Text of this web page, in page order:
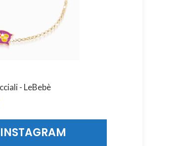
- LeBebè